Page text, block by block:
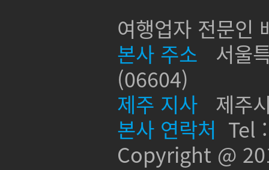
여행업자 전문인
본사 주소 서울
(06604)
제주 지사 제주
본사 연락처 Tel
Copyright @